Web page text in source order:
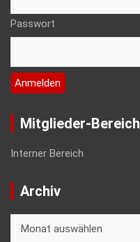
Passwort
Mitglieder-Bereich
Interner Bereich
Archiv